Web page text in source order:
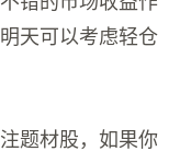
天可以考虑轻仓
题材股，如果你